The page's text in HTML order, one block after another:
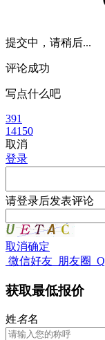
提交中，请稍后...
评论成功
写点什么吧
391
14150
取消
登录
请登录后发表评论
取消确定
微信好友 朋友圈
获取最低报价
姓名名